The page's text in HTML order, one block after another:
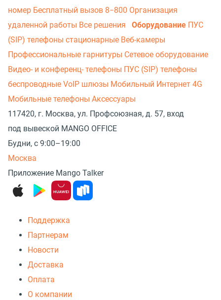
номер Бесплатный вызов 8−800 Организация
удаленной работы Все решения Оборудование ПУС
(SIP) телефоны стационарные Веб-камеры
Профессиональные гарнитуры Сетевое оборудование
Видео- и конференц- телефоны ПУС (SIP) телефоны
беспроводные VoIP шлюзы Мобильный Интернет 4G
Мобильные телефоны Аксессуары
117420, г. Москва, ул. Профсоюзная, д. 57, вход
под вывеской MANGO OFFICE
Будни, с 9:00–19:00
Москва
Приложение Mango Talker
Поддержка
Партнерам
Новости
Доставка
Оплата
О компании